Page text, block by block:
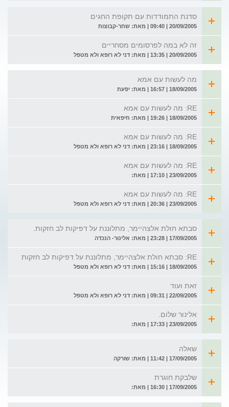
סדנת התמודדות עם תקופת החגים
20/09/2005 | 09:40 | מאת: שחר-קבוצות
זה לא במה לפרסומים מסחריים
20/09/2005 | 13:35 | מאת: דני לא רופא ולא מטפל
מה לעשות עם אמא
18/09/2005 | 16:57 | מאת: יפעת
RE: מה לעשות עם אמא
18/09/2005 | 19:26 | מאת: חיפאית
RE: מה לעשות עם אמא
18/09/2005 | 23:16 | מאת: דני לא רופא ולא מטפל
RE: מה לעשות עם אמא
23/09/2005 | 17:10 | מאת:
RE: מה לעשות עם אמא
23/09/2005 | 20:36 | מאת: דני לא רופא ולא מטפל
סבתא חולת אלצהיימר, מתלוננת על דפיקות לב חזקות.
17/09/2005 | 23:28 | מאת: אלינור- הנכדה
RE: סבתא חולת אלצהיימר, מתלוננת על דפיקות לב חזקות
18/09/2005 | 15:16 | מאת: דני לא רופא ולא מטפל
זאת ועוד
22/09/2005 | 09:31 | מאת: דני לא רופא ולא מטפל
אלינור שלום.
23/09/2005 | 17:33 | מאת:
שאלה
17/09/2005 | 11:42 | מאת: שורקה
שלבקת חוגרת
17/09/2005 | 16:30 | מאת: